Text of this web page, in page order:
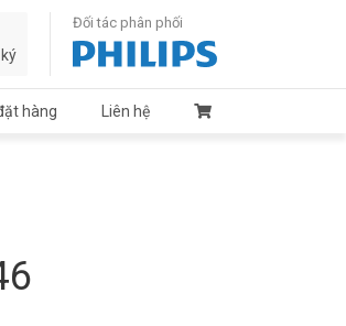
Đối tác phân phối
hàng Liên hệ